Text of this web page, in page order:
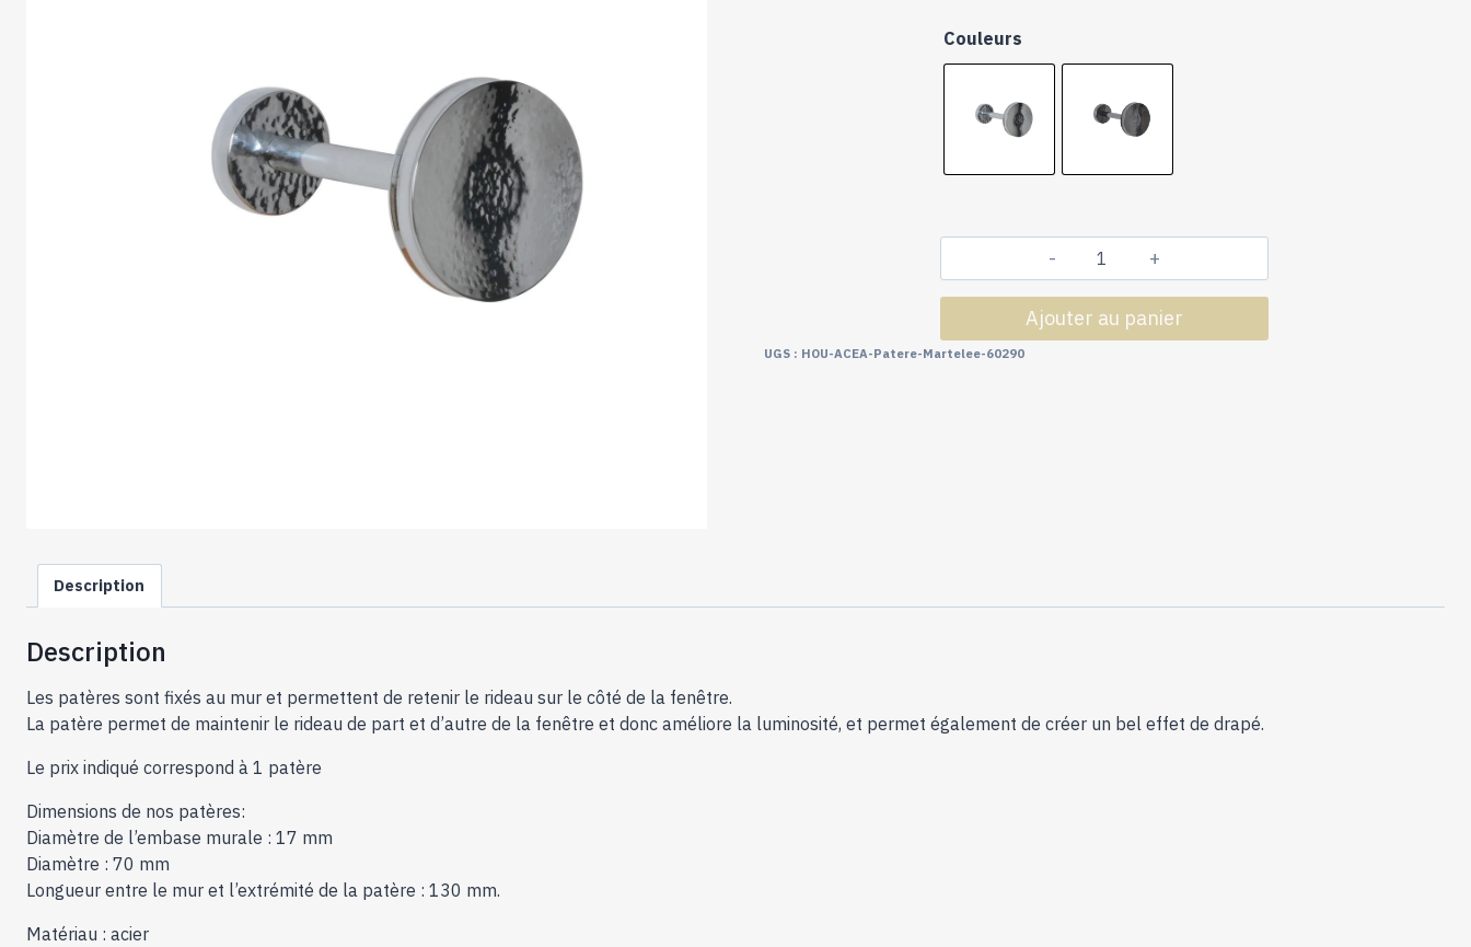
Couleurs
quantité
de
Tringles
Ajouter au panier
UGS : HOU-ACEA-Patere-Martelee-60290
Description
Description
Les patères sont fixés au mur et permettent de retenir le rideau sur le côté de la fenêtre.
La patère permet de maintenir le rideau de part et d’autre de la fenêtre et donc améliore la luminosité, et permet également de créer un bel effet de drapé.
Le prix indiqué correspond à 1 patère
Dimensions de nos patères:
Diamètre de l’embase murale : 17 mm
Diamètre : 70 mm
Longueur entre le mur et l’extrémité de la patère : 130 mm.
Matériau : acier